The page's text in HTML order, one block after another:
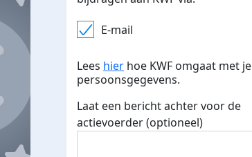
E-mail
Lees hier hoe KWF omgaat met je
persoonsgegevens.
Laat een bericht achter voor de
actievoerder (optioneel)